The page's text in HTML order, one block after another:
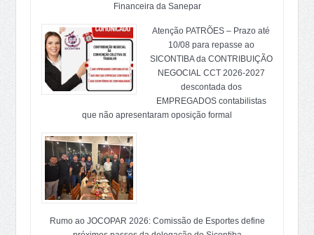
Financeira da Sanepar
Atenção PATRÕES – Prazo até
10/08 para repasse ao
SICONTIBA da CONTRIBUIÇÃO
NEGOCIAL CCT 2026-2027
descontada dos
EMPREGADOS contabilistas
que não apresentaram oposição formal
Rumo ao JOCOPAR 2026: Comissão de Esportes define